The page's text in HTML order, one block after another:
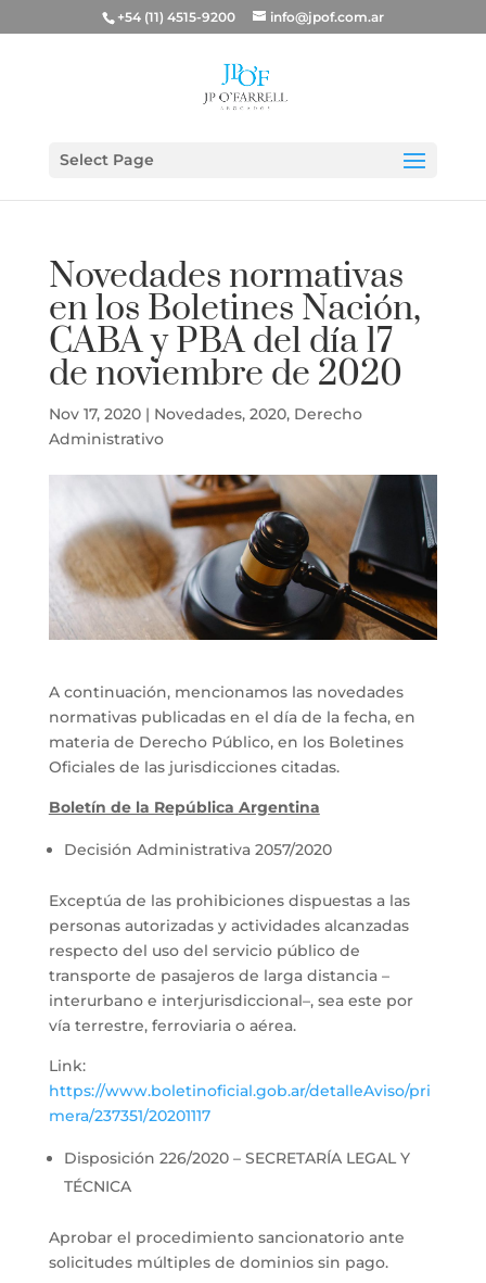
+54 (11) 4515-9200 info@jpof.com.ar
Select Page
Novedades normativas
en los Boletines Nación,
CABA y PBA del día 17
de noviembre de 2020
Nov 17, 2020| Novedades, 2020, Derecho
Administrativo
A continuación, mencionamos las novedades
normativas publicadas en el día de la fecha, en
materia de Derecho Público, en los Boletines
Oficiales de las jurisdicciones citadas.
Boletín de la República Argentina
Decisión Administrativa 2057/2020
Exceptúa de las prohibiciones dispuestas a las
personas autorizadas y actividades alcanzadas
respecto del uso del servicio público de
transporte de pasajeros de larga distancia –
interurbano e interjurisdiccional–, sea este por
vía terrestre, ferroviaria o aérea.
Link:
https://www.boletinoficial.gob.ar/detalleAviso/pri
mera/237351/20201117
Disposición 226/2020 – SECRETARÍA LEGAL Y
TÉCNICA
Aprobar el procedimiento sancionatorio ante
solicitudes múltiples de dominios sin pago.